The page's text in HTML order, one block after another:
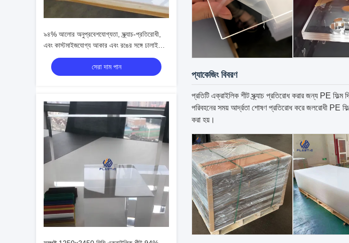
৯৪% আলোর অনুপ্রবেশযোগ্যতা, স্ক্র্যাচ-প্রতিরোধী,
এবং কাস্টমাইজযোগ্য আকার এবং রঙের সঙ্গে ঢালাই
এক্রাইলিক শীট
সেরা দাম পান
প্যাকেজিং বিবরণ
প্রতিটি এক্রাইলিক শীট স্ক্র্যাচ প্রতিরোধ করার জন্য PE
পরিবহনের সময় আর্দ্রতা শোষণ প্রতিরোধ করে জলরোধী PE
করা হয়।